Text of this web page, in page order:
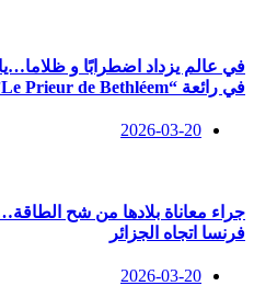
في عالم يزداد اضطرابًا و
في رائعة “Le Prieur de Bethléem”
2026-03-20
جراء معاناة بلادها من شح
فرنسا اتجاه الجزائر
2026-03-20